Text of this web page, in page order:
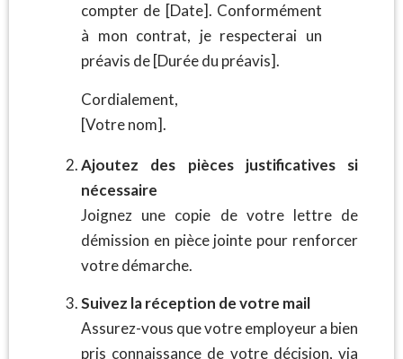
compter de [Date]. Conformément
à mon contrat, je respecterai un
préavis de [Durée du préavis].
Cordialement,
[Votre nom].
Ajoutez des pièces justificatives si
nécessaire
Joignez une copie de votre lettre de
démission en pièce jointe pour renforcer
votre démarche.
Suivez la réception de votre mail
Assurez-vous que votre employeur a bien
pris connaissance de votre décision, via